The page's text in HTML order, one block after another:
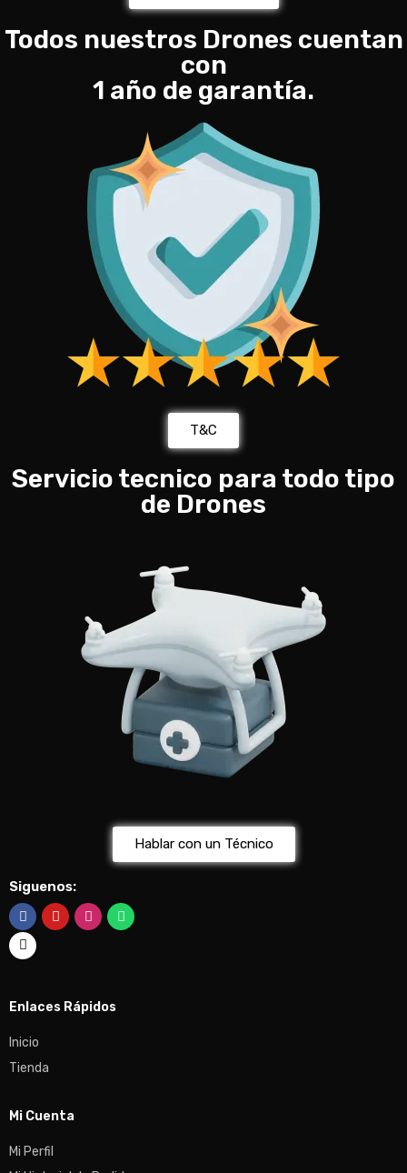
Todos nuestros Drones cuentan
con
1 año de garantía.
T&C
Servicio tecnico para todo tipo
de Drones
Hablar con un Técnico
Siguenos:
Enlaces Rápidos
Inicio
Tienda
Mi Cuenta
Mi Perfil